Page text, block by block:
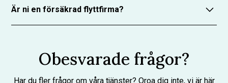
sköter vi själva – professionellt och enligt
branschstandard, så att du slipper stressen.
Är ni en försäkrad flyttfirma?
hela flytten.Obesvarade frågor?
Har du fler frågor om våra tjänster? Oroa dig inte, vi är här